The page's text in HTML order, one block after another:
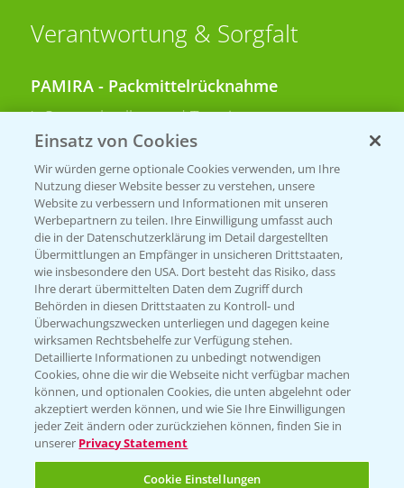
Verantwortung & Sorgfalt
PAMIRA - Packmittelrücknahme
Sammelstellen und Termine
PRE - Chemikalien sicher entsorgen
Sammelstellen und Termine
Kontakt & Notfall
Beratung auf WhatsApp
T.+49 (0)174 346 564 1
KONTAKT
Hilfe in Notfällen
T.+49 (0)214/30-20220
Einsatz von Cookies
Wir würden gerne optionale Cookies verwenden, um Ihre
Nutzung dieser Website besser zu verstehen, unsere
Website zu verbessern und Informationen mit unseren
Werbepartnern zu teilen. Ihre Einwilligung umfasst auch
die in der Datenschutzerklärung im Detail dargestellten
Übermittlungen an Empfänger in unsicheren Drittstaaten,
wie insbesondere den USA. Dort besteht das Risiko, dass
Ihre derart übermittelten Daten dem Zugriff durch
Behörden in diesen Drittstaaten zu Kontroll- und
Überwachungszwecken unterliegen und dagegen keine
wirksamen Rechtsbehelfe zur Verfügung stehen.
Detaillierte Informationen zu unbedingt notwendigen
Cookies, ohne die wir die Webseite nicht verfügbar machen
können, und optionalen Cookies, die unten abgelehnt oder
akzeptiert werden können, und wie Sie Ihre Einwilligungen
jeder Zeit ändern oder zurückziehen können, finden Sie in
unserer Privacy Statement
Cookie Einstellungen